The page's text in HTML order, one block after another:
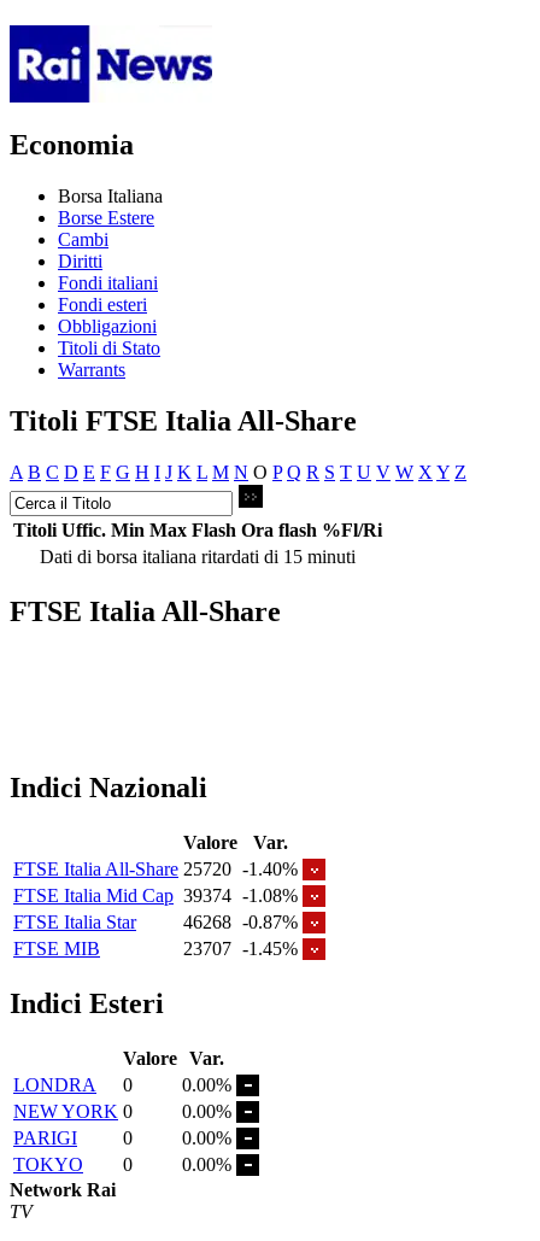
Economia
Borsa Italiana
Borse Estere
Cambi
Diritti
Fondi italiani
Fondi esteri
Obbligazioni
Titoli di Stato
Warrants
Titoli FTSE Italia All-Share
A B C D E F G H I J K L M N O P Q R S T U V W X Y Z
Titoli Uffic. Min Max Flash Ora flash %Fl/Ri
Dati di borsa italiana ritardati di 15 minuti
FTSE Italia All-Share
Indici Nazionali
Valore
Var.
FTSE Italia All-Share 25720 -1.40%
FTSE Italia Mid Cap 39374 -1.08%
FTSE Italia Star
46268 -0.87%
FTSE MIB
23707 -1.45%
Indici Esteri
Valore Var.
LONDRA
0
0.00%
NEW YORK 0
0.00%
PARIGI
0
0.00%
TOKYO
0
0.00%
Network Rai
TV